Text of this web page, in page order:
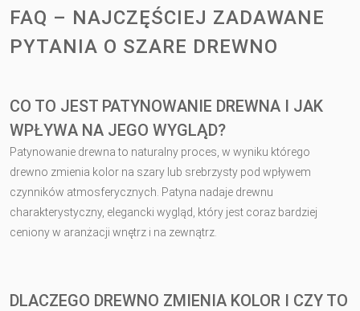
FAQ – NAJCZĘŚCIEJ ZADAWANE
PYTANIA O SZARE DREWNO
CO TO JEST PATYNOWANIE DREWNA I JAK
WPŁYWA NA JEGO WYGLĄD?
Patynowanie drewna to naturalny proces, w wyniku którego
drewno zmienia kolor na szary lub srebrzysty pod wpływem
czynników atmosferycznych. Patyna nadaje drewnu
charakterystyczny, elegancki wygląd, który jest coraz bardziej
ceniony w aranżacji wnętrz i na zewnątrz.
DLACZEGO DREWNO ZMIENIA KOLOR I CZY TO